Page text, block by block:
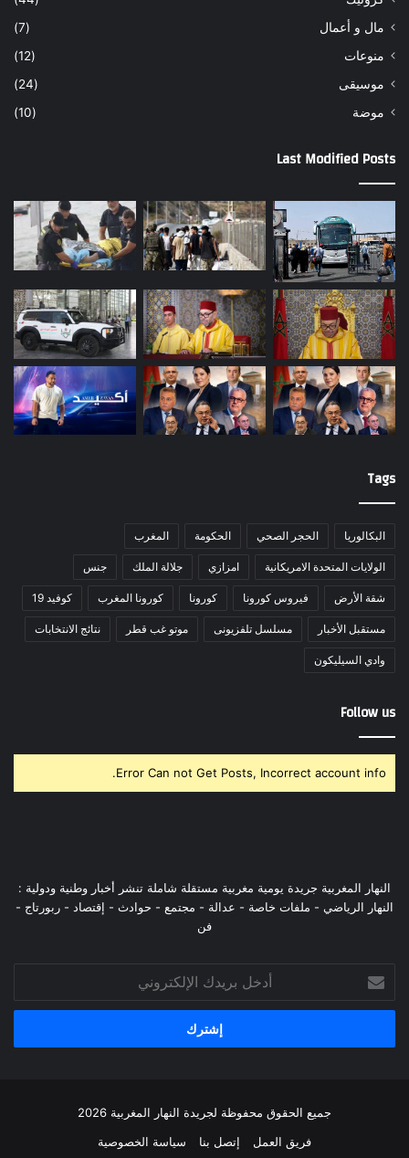
مال و أعمال
(7)
منوعات
(12)
موسيقى
(24)
موضة
(10)
Last Modified Posts
Tags
البكالوريا الحجر الصحي الحكومة المغرب
الولايات المتحدة الامريكانية امزازي جلالة الملك جنس
شقة الأرض فيروس كورونا كورونا كورونا المغرب كوفيد 19
مستقبل الأخبار مسلسل تلفزيونى موتو غب قطر نتائج الانتخابات
وادي السيليكون
Follow us
Error Can not Get Posts, Incorrect account info.
النهار المغربية جريدة يومية مغربية مستقلة شاملة تنشر أخبار وطنية ودولية :
النهار الرياضي - ملفات خاصة - عدالة - مجتمع - حوادث - إقتصاد - ربورتاج -
فن
أدخل
بريدك
الإلكتروني
جميع الحقوق محفوظة لجريدة النهار المغربية 2026
فريق العمل
إتصل بنا سياسة الخصوصية